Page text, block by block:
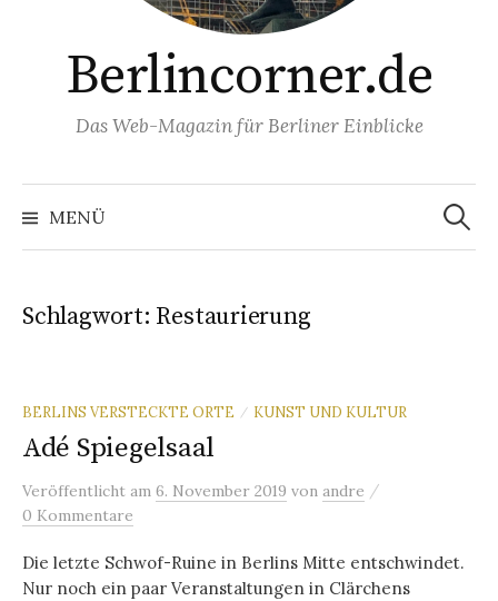
Berlincorner.de
Das Web-Magazin für Berliner Einblicke
MENÜ
Suchen
nach:
Schlagwort: Restaurierung
BERLINS VERSTECKTE ORTE / KUNST UND KULTUR
Adé Spiegelsaal
Veröffentlicht am 6. November 2019 von andre /
0 Kommentare
Die letzte Schwof-Ruine in Berlins Mitte entschwindet.
Nur noch ein paar Veranstaltungen in Clärchens